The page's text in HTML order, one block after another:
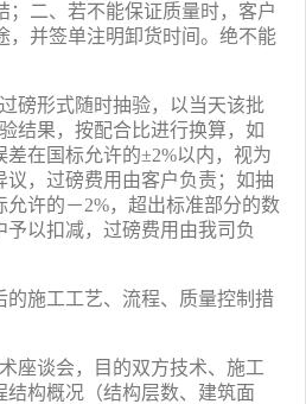
；二、若不能保证质量时，客户
，并签单注明卸货时间。绝不能
磅形式随时抽验，以当天该批
结果，按配合比进行换算，如
差在国标允许的±2%以内，视为
议，过磅费用由客户负责；如抽
允许的－2%，超出标准部分的数
以扣减，过磅费用由我司负
的施工工艺、流程、质量控制措
座谈会，目的双方技术、施工
结构概况（结构层数、建筑面